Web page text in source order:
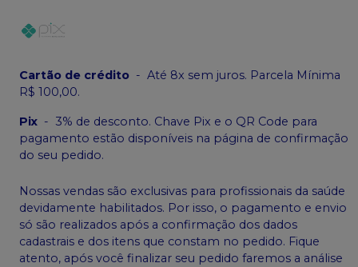
Cartão de crédito - Até 8x sem juros. Parcela Mínima
R$ 100,00.
Pix - 3% de desconto. Chave Pix e o QR Code para
pagamento estão disponíveis na página de confirmação
do seu pedido.
Nossas vendas são exclusivas para profissionais da saúde
devidamente habilitados. Por isso, o pagamento e envio
só são realizados após a confirmação dos dados
cadastrais e dos itens que constam no pedido. Fique
atento, após você finalizar seu pedido faremos a análise